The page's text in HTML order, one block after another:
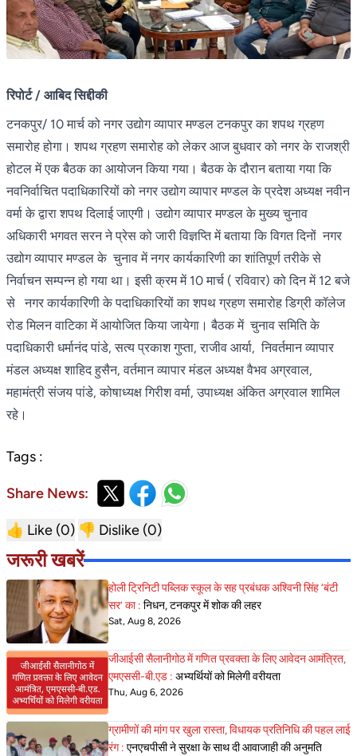
रिपोर्ट / आबिद सिद्दीकी
टनकपुर/ 10 मार्च को नगर उद्योग व्यापार मण्डल टनकपुर का शपथ ग्रहण
समारोह होगा। शपथ ग्रहण समारोह को लेकर आज बुधवार को नगर के राजश्री
होटल में एक बैठक का आयोजन किया गया। बैठक के दौरान बताया गया कि
नवनिर्वाचित पदाधिकारियों को नगर उद्योग व्यापार मण्डल के प्रदेश अध्यक्ष नवीन
वर्मा के द्वारा शपथ दिलाई जाएगी। उद्योग व्यापार मण्डल के मुख्य चुनाव
अधिकारी भगवत सरन ने प्रेस को जारी विज्ञप्ति में बताया कि विगत दिनों नगर
उद्योग व्यापार मण्डल के चुनाव में नगर कार्यकारिणी का शांतिपूर्ण तरीके से
निर्वाचन सम्पन्न हो गया था। इसी क्रम में 10 मार्च ( रविवार) को दिन में 12 बजे
से नगर कार्यकारिणी के पदाधिकारियों का शपथ ग्रहण समारोह डिग्री कॉलेज
रोड मिलन वाटिका में आयोजित किया जायेगा। बैठक में चुनाव समिति के
पदाधिकारी धर्मानंद पांडे, सत्य प्रकाश गुप्ता, राजीव आर्या, निवर्तमान व्यापार
मंडल अध्यक्ष शाहिद हुसैन, वर्तमान व्यापार मंडल अध्यक्ष वैभव अग्रवाल,
महामंत्री संजय पांडे, कोषाध्यक्ष गिरीश वर्मा, उपाध्यक्ष अंकित अग्रवाल शामिल
रहे।
Tags :
Share News:
👍 Like (0) 👎 Dislike (0)
जरूरी खबरें
होली ट्रिनिटी पब्लिक स्कूल के सह प्रबंधक अश्विनी सिंह ‘बंटी
सर’ का : निधन, टनकपुर में शोक की लहर
Sat, Aug 8, 2026
जीआईसी सैलानीगोठ में गणित प्रवक्ता के लिए आवेदन आमंत्रित,
एमएससी-बी.एड : अभ्यर्थियों को मिलेगी वरीयता
Thu, Aug 6, 2026
ग्रामीणों की मांग पर खुला रास्ता, विधायक प्रतिनिधि की पहल लाई
रंग : एनएचपीसी ने सुरक्षा के साथ दी आवाजाही की अनुमति